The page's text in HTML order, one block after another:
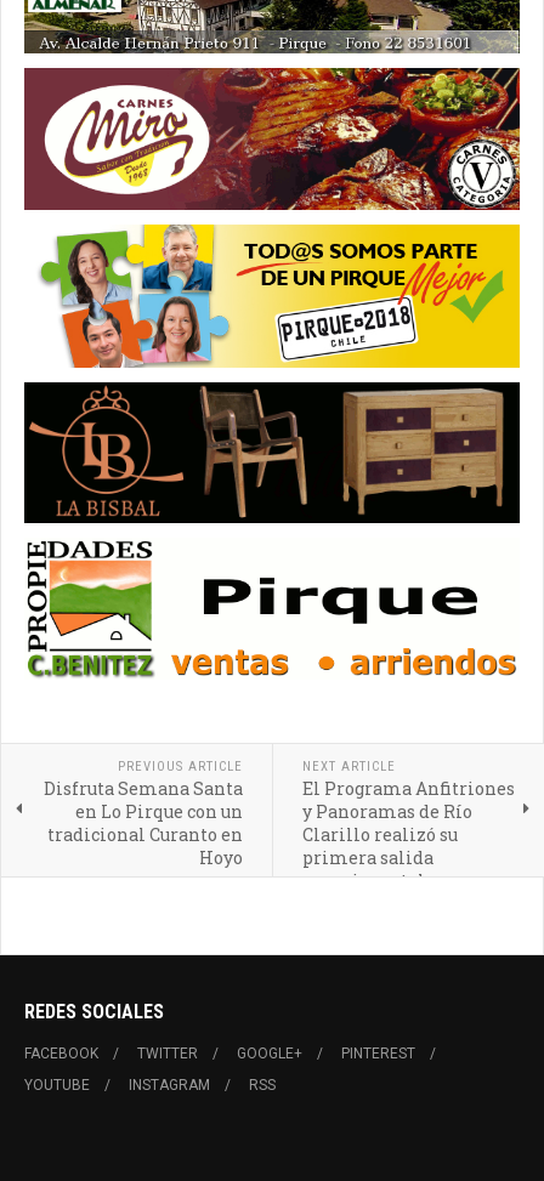
PREVIOUS ARTICLE
Disfruta Semana Santa
en Lo Pirque con un
tradicional Curanto en
Hoyo
NEXT ARTICLE
El Programa Anfitriones
y Panoramas de Río
Clarillo realizó su
primera salida
experimental
REDES SOCIALES
FACEBOOK TWITTER GOOGLE+
PINTEREST
YOUTUBE
INSTAGRAM RSS